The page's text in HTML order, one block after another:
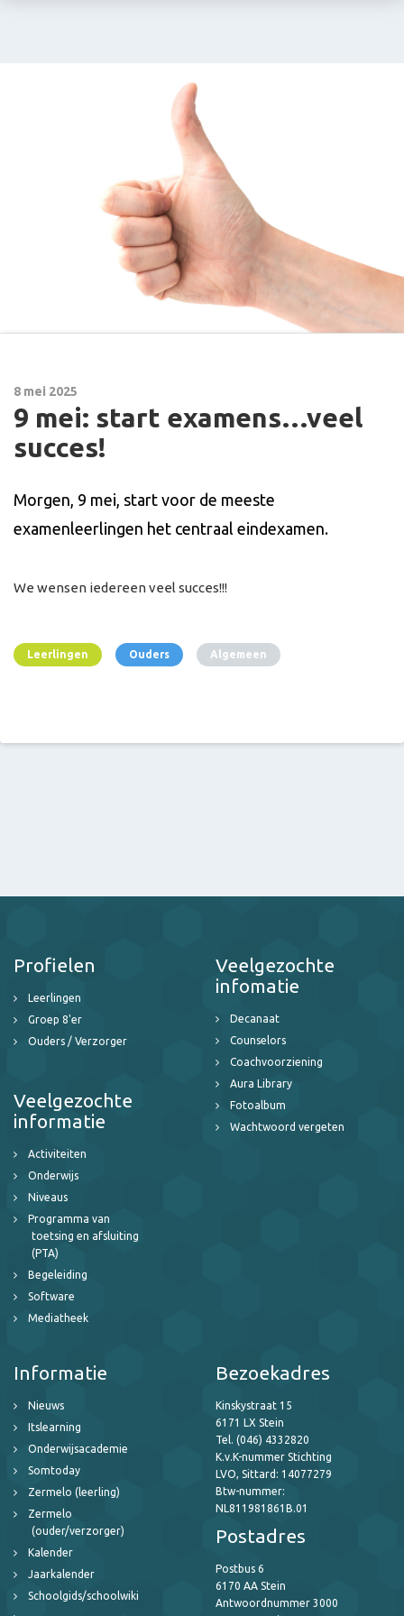
8 mei 2025
9 mei: start examens…veel
succes!
Morgen, 9 mei, start voor de meeste
examenleerlingen het centraal eindexamen.
We wensen iedereen veel succes!!!
Leerlingen Ouders Algemeen
Profielen
Leerlingen
Groep 8'er
Ouders / Verzorger
Veelgezochte
informatie
Activiteiten
Onderwijs
Niveaus
Programma van
toetsing en afsluiting
(PTA)
Begeleiding
Software
Mediatheek
Veelgezochte
infomatie
Decanaat
Counselors
Coachvoorziening
Aura Library
Fotoalbum
Wachtwoord vergeten
Informatie
Nieuws
Itslearning
Onderwijsacademie
Somtoday
Zermelo (leerling)
Zermelo
(ouder/verzorger)
Kalender
Jaarkalender
Schoolgids/schoolwiki
Bezoekadres
Kinskystraat 15
6171 LX Stein
Tel. (046) 4332820
K.v.K-nummer Stichting
LVO, Sittard: 14077279
Btw-nummer:
NL811981861B.01
Postadres
Postbus 6
6170 AA Stein
Antwoordnummer 3000